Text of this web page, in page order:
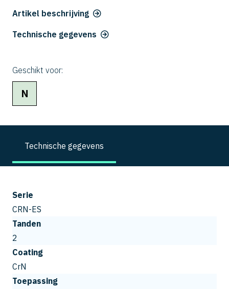
Artikel beschrijving
Technische gegevens
Geschikt voor:
N
Technische gegevens
Serie
CRN-ES
Tanden
2
Coating
CrN
Toepassing